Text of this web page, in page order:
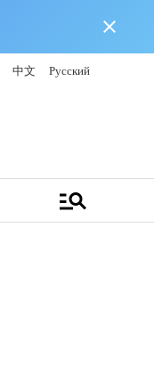
close
中文 Русский
manage_search